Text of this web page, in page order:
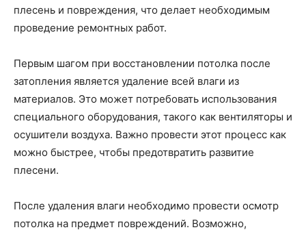
плесень и повреждения, что делает необходимым
проведение ремонтных работ.
Первым шагом при восстановлении потолка после
затопления является удаление всей влаги из
материалов. Это может потребовать использования
специального оборудования, такого как вентиляторы и
осушители воздуха. Важно провести этот процесс как
можно быстрее, чтобы предотвратить развитие
плесени.
После удаления влаги необходимо провести осмотр
потолка на предмет повреждений. Возможно,